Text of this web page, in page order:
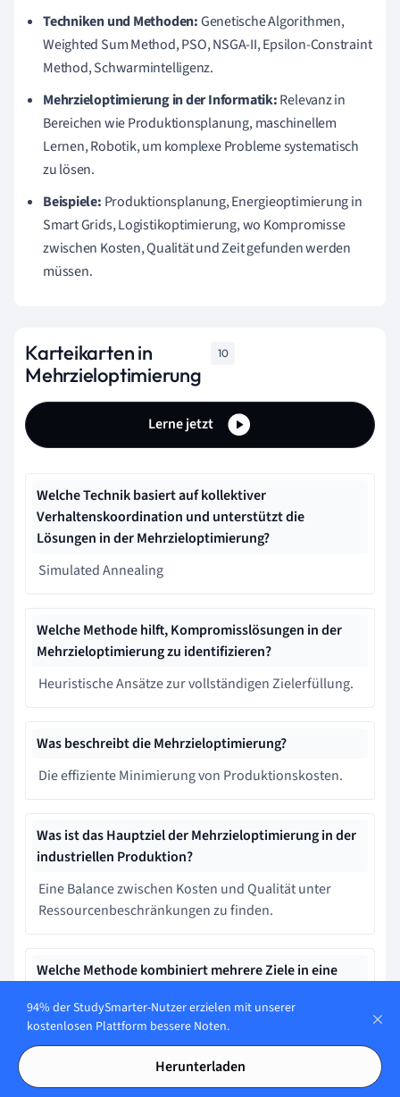
Techniken und Methoden:Genetische Algorithmen,
Weighted Sum Method, PSO, NSGA-II, Epsilon-Constraint
Method, Schwarmintelligenz.
Mehrzieloptimierung in der Informatik:Relevanz in
Bereichen wie Produktionsplanung, maschinellem
Lernen, Robotik, um komplexe Probleme systematisch
zu lösen.
Beispiele: Produktionsplanung, Energieoptimierung in
Smart Grids, Logistikoptimierung, wo Kompromisse
zwischen Kosten, Qualität und Zeit gefunden werden
müssen.
Karteikarten in
Mehrzieloptimierung
10
Lerne jetzt
Welche Technik basiert auf kollektiver
Verhaltenskoordination und unterstützt die
Lösungen in der Mehrzieloptimierung?
Simulated Annealing
Welche Methode hilft, Kompromisslösungen in der
Mehrzieloptimierung zu identifizieren?
Heuristische Ansätze zur vollständigen Zielerfüllung.
Was beschreibt die Mehrzieloptimierung?
Die effiziente Minimierung von Produktionskosten.
Was ist das Hauptziel der Mehrzieloptimierung in der
industriellen Produktion?
Eine Balance zwischen Kosten und Qualität unter
Ressourcenbeschränkungen zu finden.
Welche Methode kombiniert mehrere Ziele in eine
Goal Programming
Was beschreibt die mathematische Darstellung der
94% der StudySmarter-Nutzer erzielen mit unserer
kostenlosen Plattform bessere Noten.
Herunterladen